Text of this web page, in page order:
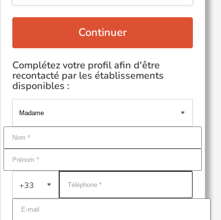
Continuer
Complétez votre profil afin d'être
recontacté par les établissements
disponibles :
+33